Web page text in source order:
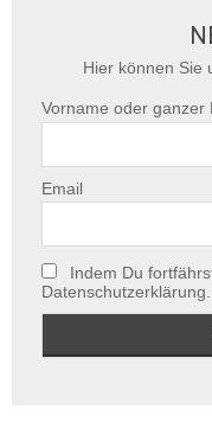
Hier können Sie
Vorname oder ganzer
Email
Indem Du
Datenschutzerklärung.